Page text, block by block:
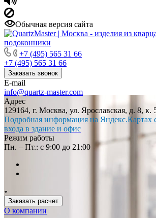
Обычная версия сайта
+7 (495) 565 31 66
+7 (495) 565 31 66
Заказать звонок
E-mail
info@quartz-master.com
Адрес
129164, г. Москва, ул. Ярославская, д. 8, к.
Подробная информация на Яндекс.Картах
входа в здание и офис
Режим работы
Пн. – Пт.: с 9:00 до 21:00
Заказать расчет
О компании